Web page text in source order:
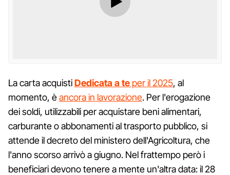
La carta acquistiDedicata a te per il 2025, al
momento, èancora in lavorazione. Per l'erogazione
dei soldi, utilizzabili per acquistare beni alimentari,
carburante o abbonamenti al trasporto pubblico, si
attende il decreto del ministero dell'Agricoltura, che
l'anno scorso arrivò a giugno. Nel frattempo però i
beneficiari devono tenere a mente un'altra data: il 28